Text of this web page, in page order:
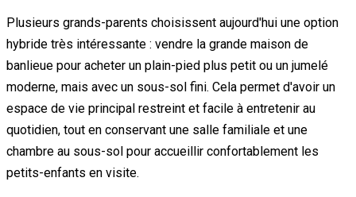
Plusieurs grands-parents choisissent aujourd'hui une option
hybride très intéressante : vendre la grande maison de
banlieue pour acheter un plain-pied plus petit ou un jumelé
moderne, mais avec un sous-sol fini. Cela permet d'avoir un
espace de vie principal restreint et facile à entretenir au
quotidien, tout en conservant une salle familiale et une
chambre au sous-sol pour accueillir confortablement les
petits-enfants en visite.